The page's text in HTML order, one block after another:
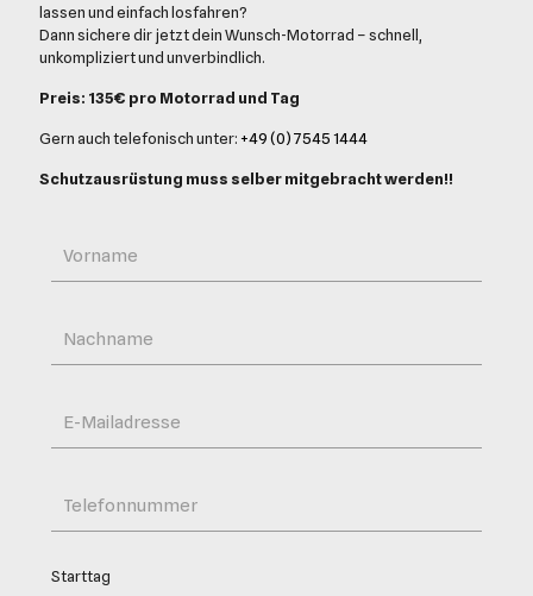
lassen und einfach losfahren?
Dann sichere dir jetzt dein Wunsch-Motorrad – schnell,
unkompliziert und unverbindlich.
Preis: 135€ pro Motorrad und Tag
Gern auch telefonisch unter: +49 (0) 7545 1444
Schutzausrüstung muss selber mitgebracht werden!!
Starttag